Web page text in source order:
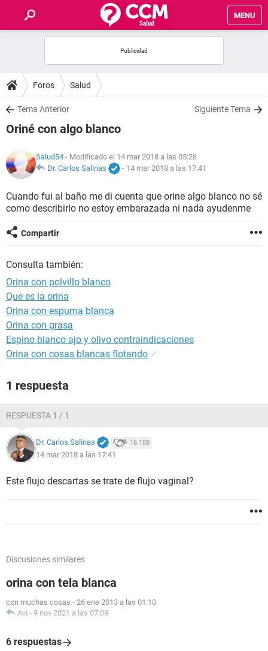
MENU
FOROS
SALUD
NUTRICIÓN
BIENESTAR
SEXUALIDAD
GLOSARIO
Foros Salud
Tema Anterior Siguiente Tema
Oriné con algo blanco
Salud54 - Modificado el 14 mar 2018 a las 05:28
Dr. Carlos Salinas
- 14 mar 2018 a las 17:41
Cuando fui al baño me di cuenta que orine algo blanco no sé
como describirlo no estoy embarazada ni nada ayudenme
Compartir
Consulta también:
Orina con polvillo blanco
Que es la orina
Orina con espuma blanca
Orina con grasa
Espino blanco ajo y olivo contraindicaciones
Orina con cosas blancas flotando ✓
1 respuesta
RESPUESTA 1 / 1
Dr. Carlos Salinas 16.108
14 mar 2018 a las 17:41
Este flujo descartas se trate de flujo vaginal?
Discusiones similares
orina con tela blanca
con muchas cosas - 26 ene 2013 a las 01:10
Avi - 9 nov 2021 a las 07:09
6 respuestas